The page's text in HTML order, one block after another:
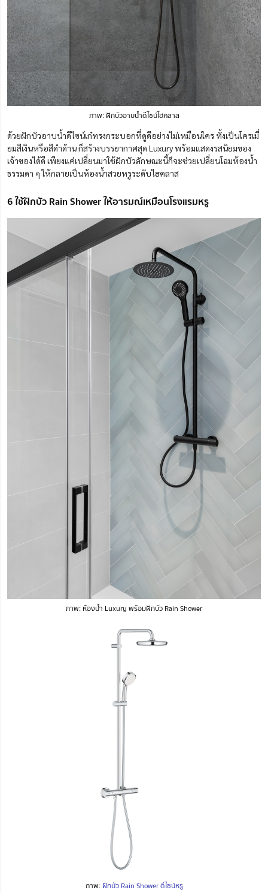
ภาพ: ฝักบัวอาบน้ำดีไซน์ไฮคลาส
ด้วยฝักบัวอาบน้ำดีไซน์เก๋ทรงกระบอกที่ดูดีอย่างไม่เหมือนใคร ทั้งเป็นโครเมี่
ยมสีเงินหรือสีดำด้าน ก็สร้างบรรยากาศสุด Luxury พร้อมแสดงรสนิยมของ
เจ้าของได้ดี เพียงแค่เปลี่ยนมาใช้ฝักบัวลักษณะนี้ก็จะช่วยเปลี่ยนโฉมห้องน้ำ
ธรรมดา ๆ ให้กลายเป็นห้องน้ำสวยหรูระดับไฮคลาส
6 ใช้ฝักบัว Rain Shower ให้อารมณ์เหมือนโรงแรมหรู
ภาพ: ห้องน้ำ Luxury พร้อมฝักบัว Rain Shower
ภาพ: ฝักบัว Rain Shower ดีไซน์หรู